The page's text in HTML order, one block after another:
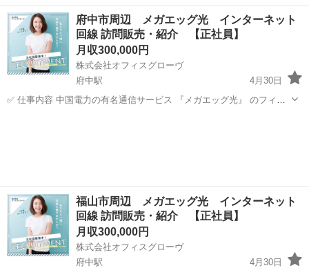
す。 〇 飛び込み営業は一切なく ご来店への対応が中心です。 〇 転勤
がないため地元で 腰を据えて長く働けます。 〇 クルマの知識ゼロで
も 充実の研修で安心...
広島 庄原市 内勤営業
府中市周辺 メガエッグ光 インターネット
回線 訪問販売・紹介 【正社員】
月収300,000円
株式会社オフィスグローヴ
府中駅
4月30日
✅ 仕事内容 中国電力の有名通信サービス 『メガエッグ光』 のフィー
福山市周辺 メガエッグ光 インターネット
回線 訪問販売・紹介 【正社員】
月収300,000円
株式会社オフィスグローヴ
府中駅
4月30日